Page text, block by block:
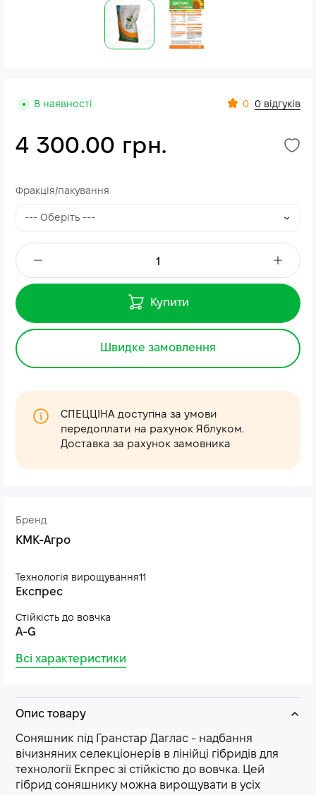
Бренд
КМК-Агро
Технологія вирощування11
Експрес
Стійкість до вовчка
A-G
Всі характеристики
В наявності 0 0 відгуків
4 300.00 грн.
Фракція/пакування
Купити
Швидке замовлення
СПЕЦЦІНА доступна за умови
передоплати на рахунок Яблуком.
Доставка за рахунок замовника
Опис товару
Соняшник під Гранстар Даглас - надбання
вічизняних селекціонерів в лінійці гібридів для
технології Екпрес зі стійкістю до вовчка. Цей
гібрид соняшнику можна вирощувати в усіх